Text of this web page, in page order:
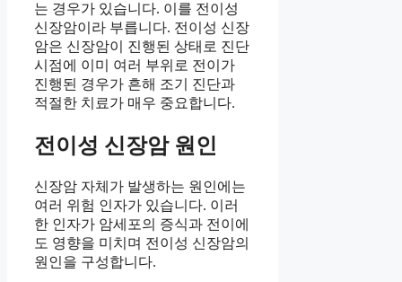
는 경우가 있습니다. 이를 전이성
신장암이라 부릅니다. 전이성 신장
암은 신장암이 진행된 상태로 진단
시점에 이미 여러 부위로 전이가
진행된 경우가 흔해 조기 진단과
적절한 치료가 매우 중요합니다.
전이성 신장암 원인
신장암 자체가 발생하는 원인에는
여러 위험 인자가 있습니다. 이러
한 인자가 암세포의 증식과 전이에
도 영향을 미치며 전이성 신장암의
원인을 구성합니다.